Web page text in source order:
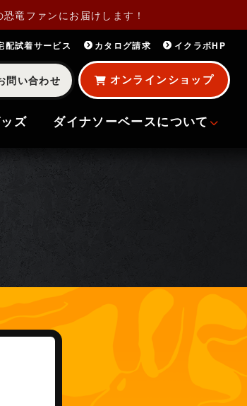
竜ファンにお届けします！
配試着サービス カタログ請求 イクラボHP
問い合わせ オンラインショップ
ズ ダイナソーベースについて